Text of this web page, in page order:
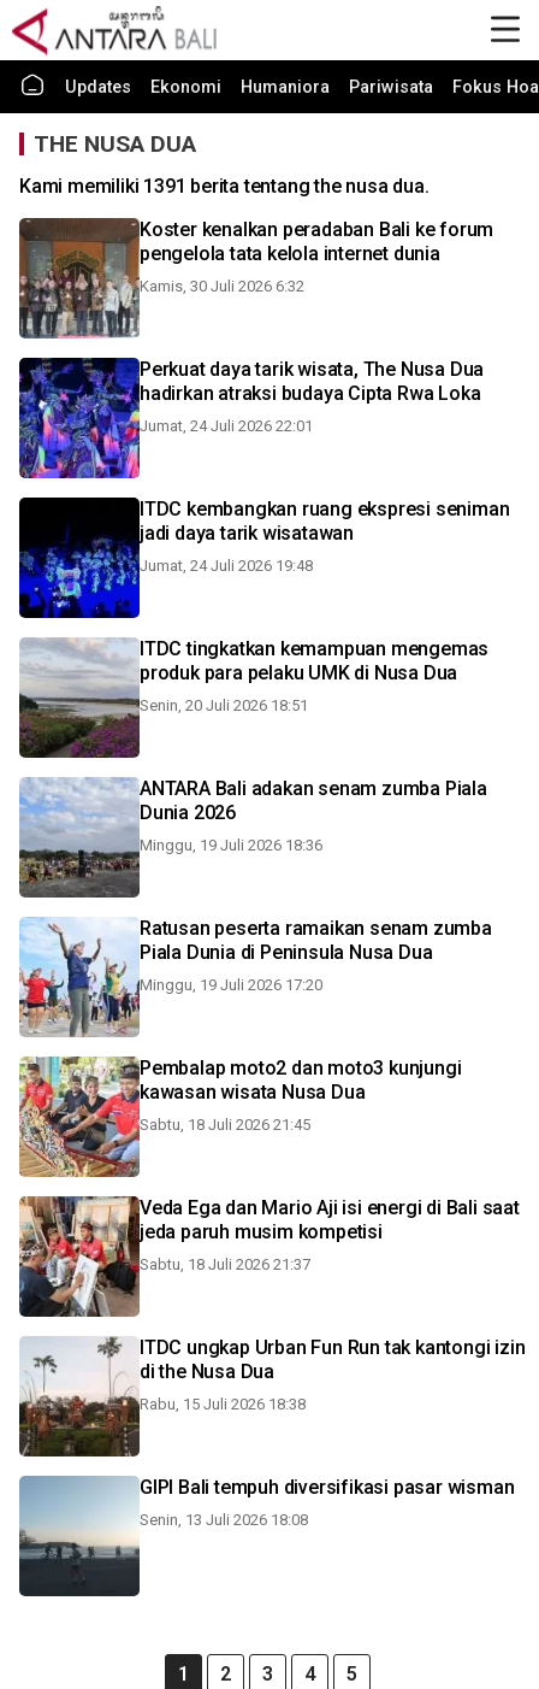
Updates Ekonomi Humaniora Pariwisata Fokus
THE NUSA DUA
Kami memiliki 1391 berita tentang the nusa dua.
Koster kenalkan peradaban Bali ke forum
pengelola tata kelola internet dunia
Kamis, 30 Juli 2026 6:32
Perkuat daya tarik wisata, The Nusa Dua
hadirkan atraksi budaya Cipta Rwa Loka
Jumat, 24 Juli 2026 22:01
ITDC kembangkan ruang ekspresi seniman
jadi daya tarik wisatawan
Jumat, 24 Juli 2026 19:48
ITDC tingkatkan kemampuan mengemas
produk para pelaku UMK di Nusa Dua
Senin, 20 Juli 2026 18:51
ANTARA Bali adakan senam zumba Piala
Dunia 2026
Minggu, 19 Juli 2026 18:36
Ratusan peserta ramaikan senam zumba
Piala Dunia di Peninsula Nusa Dua
Minggu, 19 Juli 2026 17:20
Pembalap moto2 dan moto3 kunjungi
kawasan wisata Nusa Dua
Sabtu, 18 Juli 2026 21:45
Veda Ega dan Mario Aji isi energi di Bali saat
jeda paruh musim kompetisi
Sabtu, 18 Juli 2026 21:37
ITDC ungkap Urban Fun Run tak kantongi izin
di the Nusa Dua
Rabu, 15 Juli 2026 18:38
GIPI Bali tempuh diversifikasi pasar wisman
Senin, 13 Juli 2026 18:08
1 2 3 4 5